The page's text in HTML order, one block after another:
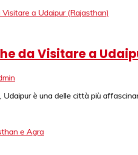
da Visitare a
è una delle città più